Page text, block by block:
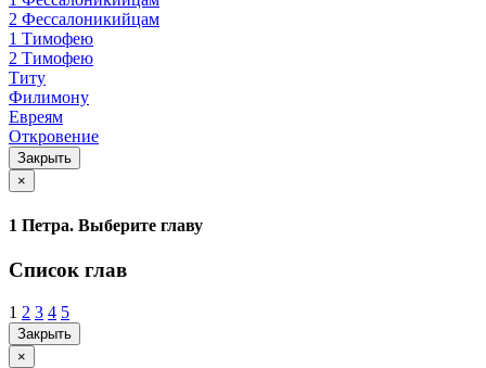
2 Фессалоникийцам
1 Тимофею
2 Тимофею
Титу
Филимону
Евреям
Откровение
Закрыть
×
1 Петра. Выберите главу
Список глав
1 2 3 4 5
Закрыть
×